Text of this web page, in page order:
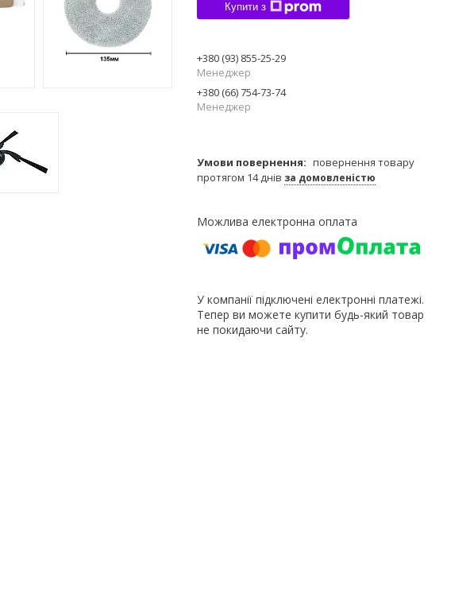
Купити з
+380 (93) 855-25-29
Менеджер
+380 (66) 754-73-74
Менеджер
повернення товару
протягом 14 днів за домовленістю
У компанії підключені електронні платежі.
Тепер ви можете купити будь-який товар
не покидаючи сайту.